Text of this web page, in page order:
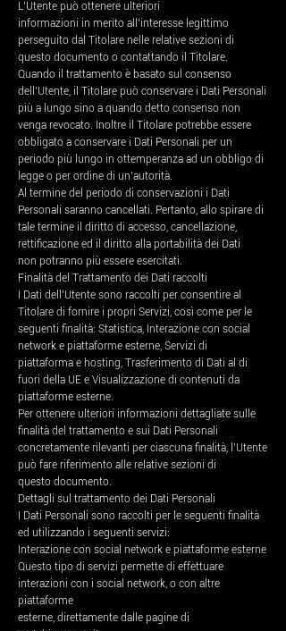
L’Utente può ottenere ulteriori
informazioni in merito all’interesse legittimo
perseguito dal Titolare nelle relative sezioni di
questo documento o contattando il Titolare.
Quando il trattamento è basato sul consenso
dell’Utente, il Titolare può conservare i Dati Personali
più a lungo sino a quando detto consenso non
venga revocato. Inoltre il Titolare potrebbe essere
obbligato a conservare i Dati Personali per un
periodo più lungo in ottemperanza ad un obbligo di
legge o per ordine di un’autorità.
Al termine del periodo di conservazioni i Dati
Personali saranno cancellati. Pertanto, allo spirare di
tale termine il diritto di accesso, cancellazione,
rettificazione ed il diritto alla portabilità dei Dati
non potranno più essere esercitati.
Finalità del Trattamento dei Dati raccolti
I Dati dell’Utente sono raccolti per consentire al
Titolare di fornire i propri Servizi, così come per le
seguenti finalità: Statistica, Interazione con social
network e piattaforme esterne, Servizi di
piattaforma e hosting, Trasferimento di Dati al di
fuori della UE e Visualizzazione di contenuti da
piattaforme esterne.
Per ottenere ulteriori informazioni dettagliate sulle
finalità del trattamento e sui Dati Personali
concretamente rilevanti per ciascuna finalità, l’Utente
può fare riferimento alle relative sezioni di
questo documento.
Dettagli sul trattamento dei Dati Personali
I Dati Personali sono raccolti per le seguenti finalità
ed utilizzando i seguenti servizi:
Interazione con social network e piattaforme esterne
Questo tipo di servizi permette di effettuare
interazioni con i social network, o con altre
piattaforme
esterne, direttamente dalle pagine di